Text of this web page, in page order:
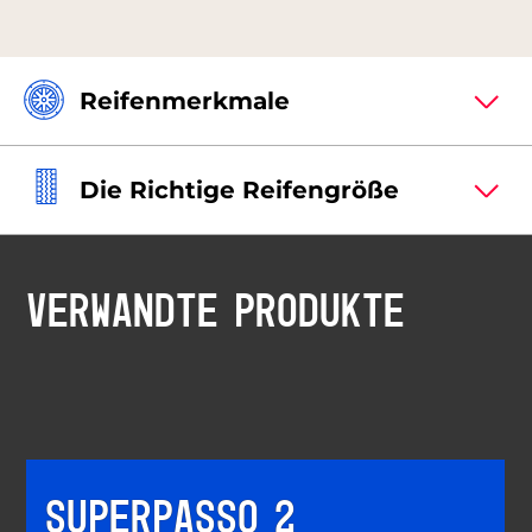
Reifenmerkmale
Die Richtige Reifengröße
VERWANDTE PRODUKTE
SUPERPASSO 2